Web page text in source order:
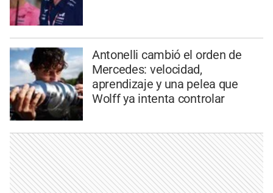
Antonelli cambió el orden de
Mercedes: velocidad,
aprendizaje y una pelea que
Wolff ya intenta controlar